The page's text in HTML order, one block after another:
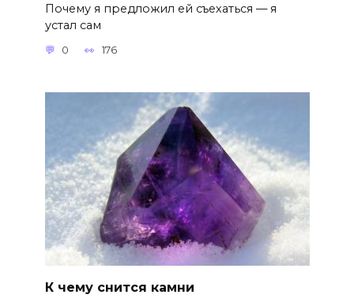
Почему я предложил ей съехаться — я
устал сам
0 176
К чему снится камни